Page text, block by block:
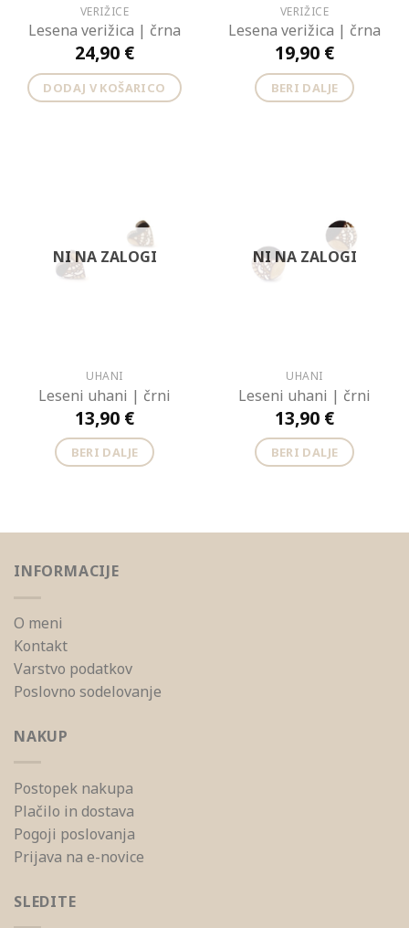
VERIŽICE
Lesena verižica | črna
24,90 €
DODAJ V KOŠARICO
VERIŽICE
Lesena verižica | črna
19,90 €
BERI DALJE
NI NA ZALOGI
UHANI
Leseni uhani | črni
13,90 €
BERI DALJE
NI NA ZALOGI
UHANI
Leseni uhani | črni
13,90 €
BERI DALJE
INFORMACIJE
O meni
Kontakt
Varstvo podatkov
Poslovno sodelovanje
NAKUP
Postopek nakupa
Plačilo in dostava
Pogoji poslovanja
Prijava na e-novice
SLEDITE